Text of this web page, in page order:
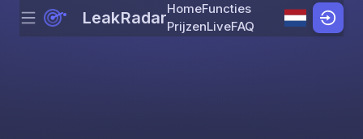
Skip to content
Menu LeakRadarHomeFuncties
PrijzenLiveFAQ